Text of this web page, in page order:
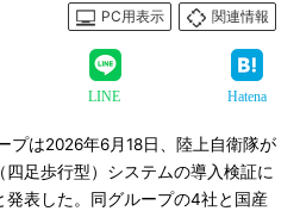
PC用表示
関連情報
LINE Hatena
プは2026年6月18日、陸上自衛隊が
足歩行型）システムの導入検証に
表した。同グループの4社と国産